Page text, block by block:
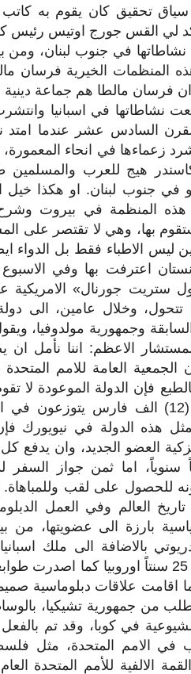
تحقيق كان يقوم به
لي القس جورج اوتيس رئيس
في جنوب لبنان، ومن
المنظمات الخيرية فرسان
فرسان مالطا هم جماعة دينية
نشاطاتها في اسبانيا
السادس عشر عندما امتد
زعماءها في انحاء
هيج للعرب
في جنوب لبنان. او هكذا
المنظمة في بيروت وشرح
بها، وهي لا تقتصر على
ليس الاطباء فقط بل
اعترفت بها وفي
ستريت جورنال»
وجمهورية مولدوفيا،
الاعظم: اننا نأمل ان
فإن الدولة الموعودة لا
هذه الدولة في نيويورك
للحصول على لقب
تاريخ العالم وفي العمل
بارزة الى عضويتها، من
بالاضافة الى ملك
سكودي وهو يعادل 25 سنتاً اوروبيا
اقامت علاقات دبلوماسية
من جمهورية تشيكيا،
في كوبا، وقد تم
الامم المتحدة، مثل
الالفية للأمم المتحدة